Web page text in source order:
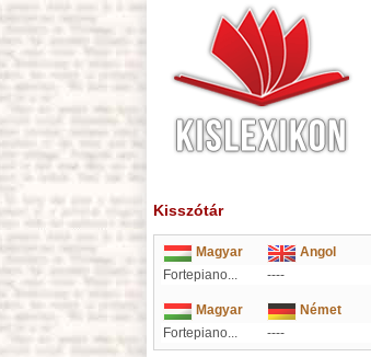
Kisszótár
Magyar
Angol
Fortepiano...
----
Magyar
Német
Fortepiano...
----